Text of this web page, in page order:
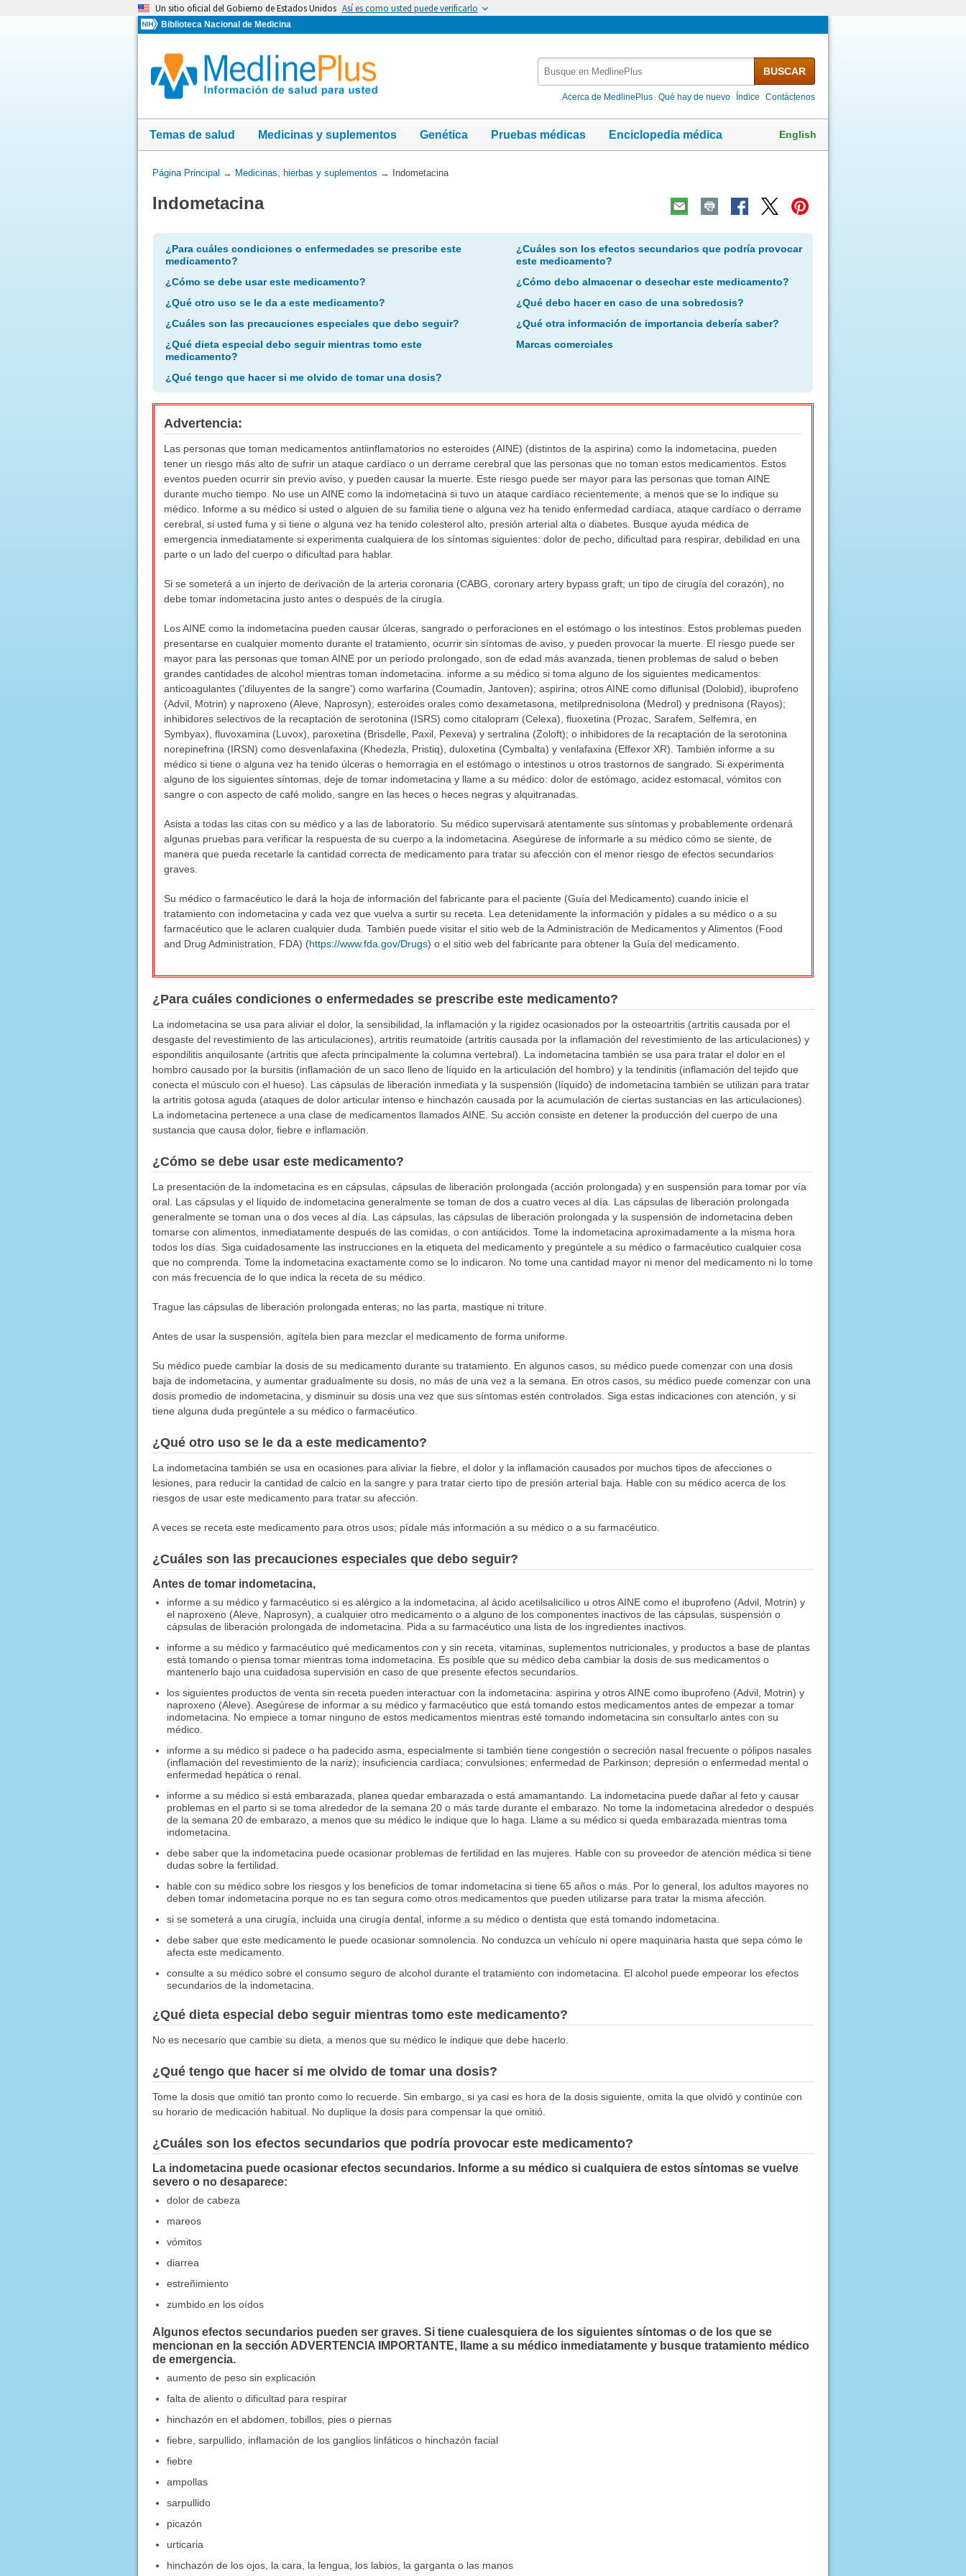
Un sitio oficial del Gobierno de Estados Unidos Así es como usted puede verificarlo
Biblioteca Nacional de Medicina
MedlinePlus
BUSCAR
Acerca de MedlinePlus Qué hay de nuevo Índice Contáctenos
Temas de salud Medicinas y suplementos Genética Pruebas médicas Enciclopedia médica English
Usted
aquí:
Página Principal → Medicinas, hierbas y suplementos → Indometacina
Indometacina
¿Para cuáles condiciones o enfermedades se prescribe este
medicamento?
¿Cómo se debe usar este medicamento?
¿Qué otro uso se le da a este medicamento?
¿Cuáles son las precauciones especiales que debo seguir?
¿Qué dieta especial debo seguir mientras tomo este
medicamento?
¿Qué tengo que hacer si me olvido de tomar una dosis?
¿Cuáles son los efectos secundarios que podría provocar
este medicamento?
¿Cómo debo almacenar o desechar este medicamento?
¿Qué debo hacer en caso de una sobredosis?
¿Qué otra información de importancia debería saber?
Marcas comerciales
Advertencia:
Las personas que toman medicamentos antiinflamatorios no esteroides (AINE) (distintos de la aspirina) como la indometacina, pueden
tener un riesgo más alto de sufrir un ataque cardíaco o un derrame cerebral que las personas que no toman estos medicamentos. Estos
eventos pueden ocurrir sin previo aviso, y pueden causar la muerte. Este riesgo puede ser mayor para las personas que toman AINE
durante mucho tiempo. No use un AINE como la indometacina si tuvo un ataque cardíaco recientemente, a menos que se lo indique su
médico. Informe a su médico si usted o alguien de su familia tiene o alguna vez ha tenido enfermedad cardíaca, ataque cardíaco o derrame
cerebral, si usted fuma y si tiene o alguna vez ha tenido colesterol alto, presión arterial alta o diabetes. Busque ayuda médica de
emergencia inmediatamente si experimenta cualquiera de los síntomas siguientes: dolor de pecho, dificultad para respirar, debilidad en una
parte o un lado del cuerpo o dificultad para hablar.
Si se someterá a un injerto de derivación de la arteria coronaria (CABG, coronary artery bypass graft; un tipo de cirugía del corazón), no
debe tomar indometacina justo antes o después de la cirugía.
Los AINE como la indometacina pueden causar úlceras, sangrado o perforaciones en el estómago o los intestinos. Estos problemas pueden
presentarse en cualquier momento durante el tratamiento, ocurrir sin síntomas de aviso, y pueden provocar la muerte. El riesgo puede ser
mayor para las personas que toman AINE por un período prolongado, son de edad más avanzada, tienen problemas de salud o beben
grandes cantidades de alcohol mientras toman indometacina. informe a su médico si toma alguno de los siguientes medicamentos:
anticoagulantes ('diluyentes de la sangre') como warfarina (Coumadin, Jantoven); aspirina; otros AINE como diflunisal (Dolobid), ibuprofeno
(Advil, Motrin) y naproxeno (Aleve, Naprosyn); esteroides orales como dexametasona, metilprednisolona (Medrol) y prednisona (Rayos);
inhibidores selectivos de la recaptación de serotonina (ISRS) como citalopram (Celexa), fluoxetina (Prozac, Sarafem, Selfemra, en
Symbyax), fluvoxamina (Luvox), paroxetina (Brisdelle, Paxil, Pexeva) y sertralina (Zoloft); o inhibidores de la recaptación de la serotonina
norepinefrina (IRSN) como desvenlafaxina (Khedezla, Pristiq), duloxetina (Cymbalta) y venlafaxina (Effexor XR). También informe a su
médico si tiene o alguna vez ha tenido úlceras o hemorragia en el estómago o intestinos u otros trastornos de sangrado. Si experimenta
alguno de los siguientes síntomas, deje de tomar indometacina y llame a su médico: dolor de estómago, acidez estomacal, vómitos con
sangre o con aspecto de café molido, sangre en las heces o heces negras y alquitranadas.
Asista a todas las citas con su médico y a las de laboratorio. Su médico supervisará atentamente sus síntomas y probablemente ordenará
algunas pruebas para verificar la respuesta de su cuerpo a la indometacina. Asegúrese de informarle a su médico cómo se siente, de
manera que pueda recetarle la cantidad correcta de medicamento para tratar su afección con el menor riesgo de efectos secundarios
graves.
Su médico o farmacéutico le dará la hoja de información del fabricante para el paciente (Guía del Medicamento) cuando inicie el
tratamiento con indometacina y cada vez que vuelva a surtir su receta. Lea detenidamente la información y pídales a su médico o a su
farmacéutico que le aclaren cualquier duda. También puede visitar el sitio web de la Administración de Medicamentos y Alimentos (Food
and Drug Administration, FDA) (https://www.fda.gov/Drugs) o el sitio web del fabricante para obtener la Guía del medicamento.
¿Para cuáles condiciones o enfermedades se prescribe este medicamento?
La indometacina se usa para aliviar el dolor, la sensibilidad, la inflamación y la rigidez ocasionados por la osteoartritis (artritis causada por el
desgaste del revestimiento de las articulaciones), artritis reumatoide (artritis causada por la inflamación del revestimiento de las articulaciones) y
espondilitis anquilosante (artritis que afecta principalmente la columna vertebral). La indometacina también se usa para tratar el dolor en el
hombro causado por la bursitis (inflamación de un saco lleno de líquido en la articulación del hombro) y la tendinitis (inflamación del tejido que
conecta el músculo con el hueso). Las cápsulas de liberación inmediata y la suspensión (líquido) de indometacina también se utilizan para tratar
la artritis gotosa aguda (ataques de dolor articular intenso e hinchazón causada por la acumulación de ciertas sustancias en las articulaciones).
La indometacina pertenece a una clase de medicamentos llamados AINE. Su acción consiste en detener la producción del cuerpo de una
sustancia que causa dolor, fiebre e inflamación.
¿Cómo se debe usar este medicamento?
La presentación de la indometacina es en cápsulas, cápsulas de liberación prolongada (acción prolongada) y en suspensión para tomar por vía
oral. Las cápsulas y el líquido de indometacina generalmente se toman de dos a cuatro veces al día. Las cápsulas de liberación prolongada
generalmente se toman una o dos veces al día. Las cápsulas, las cápsulas de liberación prolongada y la suspensión de indometacina deben
tomarse con alimentos, inmediatamente después de las comidas, o con antiácidos. Tome la indometacina aproximadamente a la misma hora
todos los días. Siga cuidadosamente las instrucciones en la etiqueta del medicamento y pregúntele a su médico o farmacéutico cualquier cosa
que no comprenda. Tome la indometacina exactamente como se lo indicaron. No tome una cantidad mayor ni menor del medicamento ni lo tome
con más frecuencia de lo que indica la receta de su médico.
Trague las cápsulas de liberación prolongada enteras; no las parta, mastique ni triture.
Antes de usar la suspensión, agítela bien para mezclar el medicamento de forma uniforme.
Su médico puede cambiar la dosis de su medicamento durante su tratamiento. En algunos casos, su médico puede comenzar con una dosis
baja de indometacina, y aumentar gradualmente su dosis, no más de una vez a la semana. En otros casos, su médico puede comenzar con una
dosis promedio de indometacina, y disminuir su dosis una vez que sus síntomas estén controlados. Siga estas indicaciones con atención, y si
tiene alguna duda pregúntele a su médico o farmacéutico.
¿Qué otro uso se le da a este medicamento?
La indometacina también se usa en ocasiones para aliviar la fiebre, el dolor y la inflamación causados por muchos tipos de afecciones o
lesiones, para reducir la cantidad de calcio en la sangre y para tratar cierto tipo de presión arterial baja. Hable con su médico acerca de los
riesgos de usar este medicamento para tratar su afección.
A veces se receta este medicamento para otros usos; pídale más información a su médico o a su farmacéutico.
¿Cuáles son las precauciones especiales que debo seguir?
Antes de tomar indometacina,
informe a su médico y farmacéutico si es alérgico a la indometacina, al ácido acetilsalicílico u otros AINE como el ibuprofeno (Advil, Motrin) y
el naproxeno (Aleve, Naprosyn), a cualquier otro medicamento o a alguno de los componentes inactivos de las cápsulas, suspensión o
cápsulas de liberación prolongada de indometacina. Pida a su farmacéutico una lista de los ingredientes inactivos.
informe a su médico y farmacéutico qué medicamentos con y sin receta, vitaminas, suplementos nutricionales, y productos a base de plantas
está tomando o piensa tomar mientras toma indometacina. Es posible que su médico deba cambiar la dosis de sus medicamentos o
mantenerlo bajo una cuidadosa supervisión en caso de que presente efectos secundarios.
los siguientes productos de venta sin receta pueden interactuar con la indometacina: aspirina y otros AINE como ibuprofeno (Advil, Motrin) y
naproxeno (Aleve). Asegúrese de informar a su médico y farmacéutico que está tomando estos medicamentos antes de empezar a tomar
indometacina. No empiece a tomar ninguno de estos medicamentos mientras esté tomando indometacina sin consultarlo antes con su
médico.
informe a su médico si padece o ha padecido asma, especialmente si también tiene congestión o secreción nasal frecuente o pólipos nasales
(inflamación del revestimiento de la nariz); insuficiencia cardíaca; convulsiones; enfermedad de Parkinson; depresión o enfermedad mental o
enfermedad hepática o renal.
informe a su médico si está embarazada, planea quedar embarazada o está amamantando. La indometacina puede dañar al feto y causar
problemas en el parto si se toma alrededor de la semana 20 o más tarde durante el embarazo. No tome la indometacina alrededor o después
de la semana 20 de embarazo, a menos que su médico le indique que lo haga. Llame a su médico si queda embarazada mientras toma
indometacina.
debe saber que la indometacina puede ocasionar problemas de fertilidad en las mujeres. Hable con su proveedor de atención médica si tiene
dudas sobre la fertilidad.
hable con su médico sobre los riesgos y los beneficios de tomar indometacina si tiene 65 años o más. Por lo general, los adultos mayores no
deben tomar indometacina porque no es tan segura como otros medicamentos que pueden utilizarse para tratar la misma afección.
si se someterá a una cirugía, incluida una cirugía dental, informe a su médico o dentista que está tomando indometacina.
debe saber que este medicamento le puede ocasionar somnolencia. No conduzca un vehículo ni opere maquinaria hasta que sepa cómo le
afecta este medicamento.
consulte a su médico sobre el consumo seguro de alcohol durante el tratamiento con indometacina. El alcohol puede empeorar los efectos
secundarios de la indometacina.
¿Qué dieta especial debo seguir mientras tomo este medicamento?
No es necesario que cambie su dieta, a menos que su médico le indique que debe hacerlo.
¿Qué tengo que hacer si me olvido de tomar una dosis?
Tome la dosis que omitió tan pronto como lo recuerde. Sin embargo, si ya casi es hora de la dosis siguiente, omita la que olvidó y continúe con
su horario de medicación habitual. No duplique la dosis para compensar la que omitió.
¿Cuáles son los efectos secundarios que podría provocar este medicamento?
La indometacina puede ocasionar efectos secundarios. Informe a su médico si cualquiera de estos síntomas se vuelve
severo o no desaparece:
dolor de cabeza
mareos
vómitos
diarrea
estreñimiento
zumbido en los oídos
Algunos efectos secundarios pueden ser graves. Si tiene cualesquiera de los siguientes síntomas o de los que se
mencionan en la sección ADVERTENCIA IMPORTANTE, llame a su médico inmediatamente y busque tratamiento médico
de emergencia.
aumento de peso sin explicación
falta de aliento o dificultad para respirar
hinchazón en el abdomen, tobillos, pies o piernas
fiebre, sarpullido, inflamación de los ganglios linfáticos o hinchazón facial
fiebre
ampollas
sarpullido
picazón
urticaria
hinchazón de los ojos, la cara, la lengua, los labios, la garganta o las manos